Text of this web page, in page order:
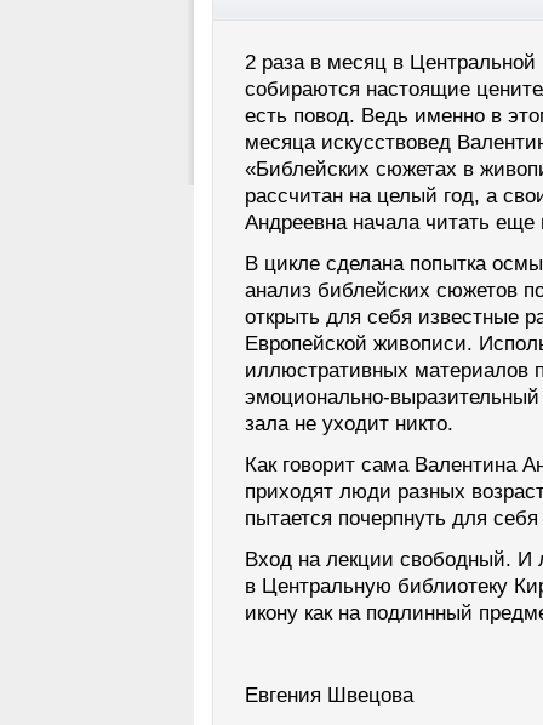
2 раза в месяц в Центральной
собираются настоящие
есть повод. Ведь именно в
месяца искусствовед
«Библейских сюжетах в
рассчитан на целый год, а
Андреевна начала читать еще
В цикле сделана попытка
анализ библейских сюжетов
открыть для себя известные
Европейской живописи.
иллюстративных материалов
эмоционально-
зала не уходит никто.
Как говорит сама Валентина
приходят люди разных
пытается почерпнуть для
Вход на лекции свободный.
в Центральную библиотеку
икону как на подлинный
Евгения Швецова